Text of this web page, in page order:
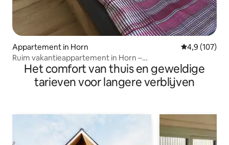
Appartement in Horn Gemiddelde
4,9 (107)
Ruim vakantieappartement in Horn –
keuken+parkeerplaats
Het comfort van thuis en geweldige
tarieven voor langere verblijven